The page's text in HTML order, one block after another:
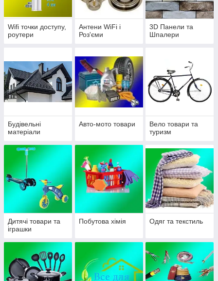
Wifi точки доступу,
роутери
Антени WiFi і
Роз'єми
3D Панели та
Шпалери
Будівельні
матеріали
Авто-мото товари
Вело товари та
туризм
Дитячі товари та
іграшки
Побутова хімія Одяг та текстиль